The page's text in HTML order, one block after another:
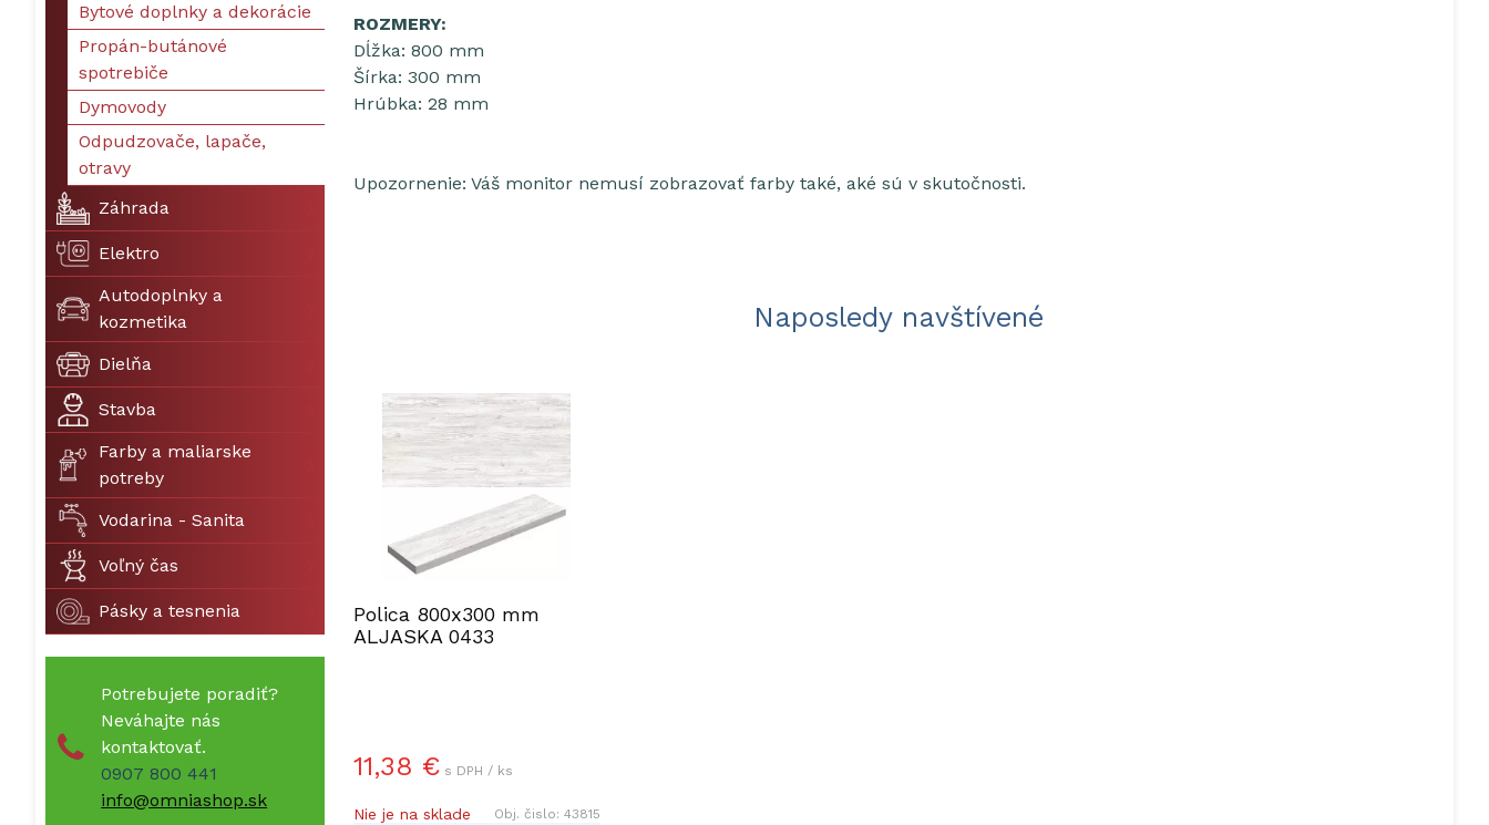
ROZMERY:
Dĺžka: 800 mm
Šírka: 300 mm
Hrúbka: 28 mm
Upozornenie: Váš monitor nemusí zobrazovať farby také, aké sú v skutočnosti.
Naposledy navštívené
Polica 800x300 mm
ALJASKA 0433
11,38 € s DPH / ks
Nie je na sklade Obj. čislo:43815
Bytové doplnky a dekorácie
Propán-butánové
spotrebiče
Dymovody
Odpudzovače, lapače,
otravy
Záhrada
Elektro
Autodoplnky a
kozmetika
Dielňa
Stavba
Farby a maliarske
potreby
Vodarina - Sanita
Voľný čas
Pásky a tesnenia
Potrebujete poradiť?
Neváhajte nás
kontaktovať.
0907 800 441
info@omniashop.sk